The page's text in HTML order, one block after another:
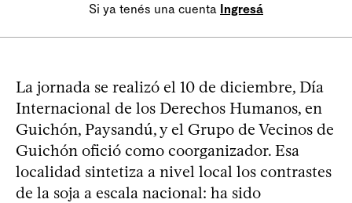
Si ya tenés una cuenta Ingresá
La jornada se realizó el 10 de diciembre, Día
Internacional de los Derechos Humanos, en
Guichón, Paysandú, y el Grupo de Vecinos de
Guichón ofició como coorganizador. Esa
localidad sintetiza a nivel local los contrastes
de la soja a escala nacional: ha sido